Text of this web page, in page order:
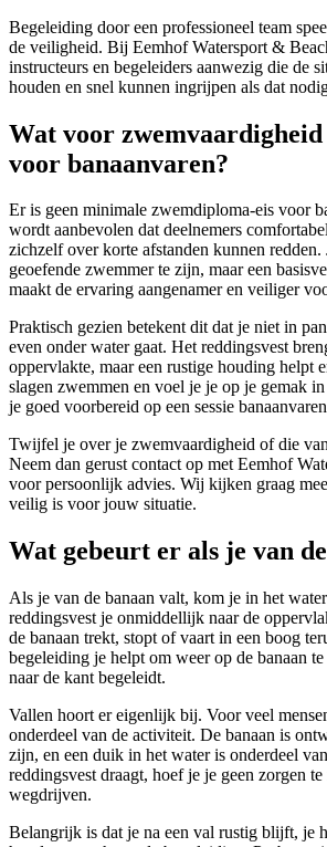
Begeleiding door een professioneel team
de veiligheid. Bij Eemhof Watersport &
instructeurs en begeleiders aanwezig die de
houden en snel kunnen ingrijpen als dat
Wat voor zwemvaardigheid
voor banaanvaren?
Er is geen minimale zwemdiploma-eis voor
wordt aanbevolen dat deelnemers
zichzelf over korte afstanden kunnen redden.
geoefende zwemmer te zijn, maar een
maakt de ervaring aangenamer en veiliger
Praktisch gezien betekent dit dat je niet in
even onder water gaat. Het reddingsvest
oppervlakte, maar een rustige houding helpt
slagen zwemmen en voel je je op je gemak
je goed voorbereid op een sessie
Twijfel je over je zwemvaardigheid of die
Neem dan gerust contact op met Eemhof
voor persoonlijk advies. Wij kijken graag
veilig is voor jouw situatie.
Wat gebeurt er als je van
Als je van de banaan valt, kom je in het
reddingsvest je onmiddellijk naar de
de banaan trekt, stopt of vaart in een boog
begeleiding je helpt om weer op de banaan
naar de kant begeleidt.
Vallen hoort er eigenlijk bij. Voor veel
onderdeel van de activiteit. De banaan is
zijn, en een duik in het water is onderdeel
reddingsvest draagt, hoef je je geen zorgen
wegdrijven.
Belangrijk is dat je na een val rustig blijft, je